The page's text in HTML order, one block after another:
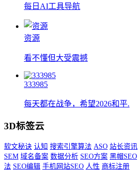
每日AI工具导航
资源
看不懂但大受震撼
333985
每天都在战争，希望2026和平.
3D标签云
软文秘诀 认知 搜索引擎算法 ASO 站长资讯
SEM 域名备案 数据分析 SEO方案 黑帽SEO
法 SEO编辑 手机网站SEO 人性 商标注册